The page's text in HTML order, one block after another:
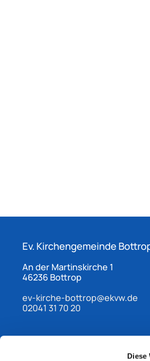
Diese
Ev. Kirchengemeinde
An der Martinskirche 1
46236 Bottrop
ev-kirche-bottrop@ekvw.de
02041 31 70 20